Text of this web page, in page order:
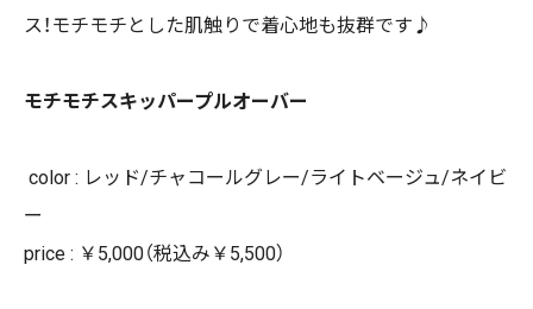
ス！モチモチとした肌触りで着心地も抜群です♪
モチモチスキッパープルオーバー
color : レッド/チャコールグレー/ライトベージュ/ネイビ
ー
price : ￥5,000（税込み￥5,500）